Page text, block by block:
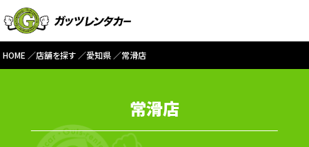
HOME 店舗を探す 愛知県 常滑店
常滑店